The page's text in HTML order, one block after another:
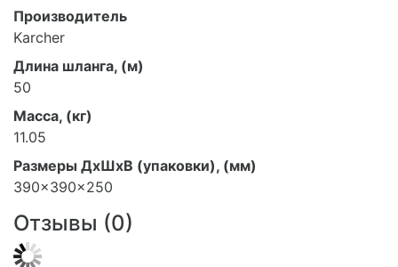
Производитель
Karcher
Длина шланга, (м)
50
Масса, (кг)
11.05
Размеры ДхШхВ (упаковки), (мм)
390x390x250
Отзывы (0)